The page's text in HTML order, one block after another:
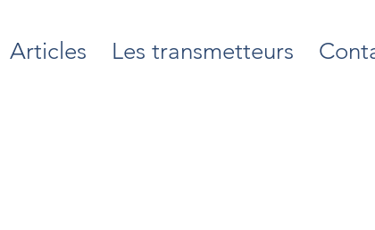
Articles Les transmetteurs